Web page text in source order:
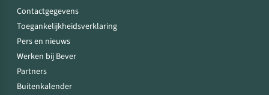
Contactgegevens
Toegankelijkheidsverklaring
Pers en nieuws
Werken bij Bever
Partners
Buitenkalender